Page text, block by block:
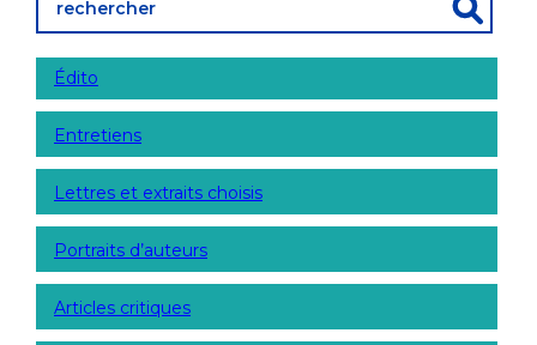
Édito
Entretiens
Lettres et extraits choisis
Portraits d’auteurs
Articles critiques